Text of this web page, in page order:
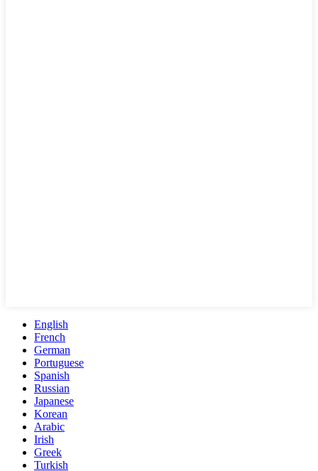
English
French
German
Portuguese
Spanish
Russian
Japanese
Korean
Arabic
Irish
Greek
Turkish